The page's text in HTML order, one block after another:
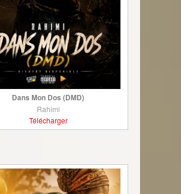
Dans Mon Dos (DMD)
Rahimi
Télécharger